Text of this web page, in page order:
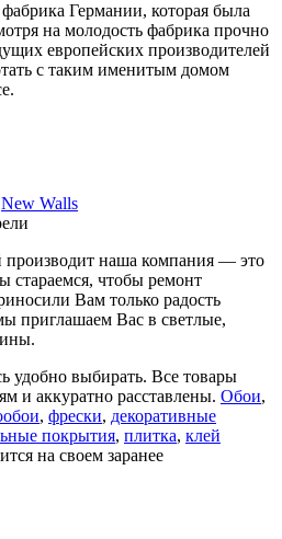
Германии, которая была
на молодость фабрика прочно
европейских производителей
с таким именитым домом
New Walls
производит наша компания — это
стараемся, чтобы ремонт
Вам только радость
приглашаем Вас в светлые,
удобно выбирать. Все товары
и аккуратно расставлены. Обои,
, фрески, декоративные
покрытия, плитка, клей
на своем заранее